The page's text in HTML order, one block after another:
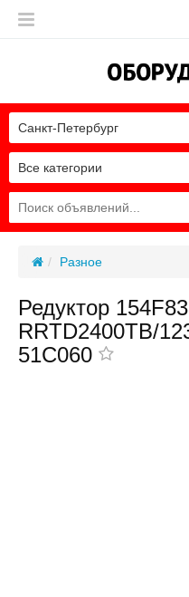
Все категории
Санкт-Петербург
Разное
Редуктор
RRTD2400TB/
51C060